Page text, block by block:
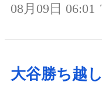
08月09日 06:01
大谷勝ち越